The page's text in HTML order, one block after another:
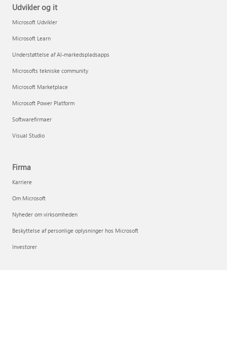
Udvikler og it
Microsoft Udvikler
Microsoft Learn
Understøttelse af AI-markedspladsapps
Microsofts tekniske community
Microsoft Marketplace
Microsoft Power Platform
Softwarefirmaer
Visual Studio
Firma
Karriere
Om Microsoft
Nyheder om virksomheden
Beskyttelse af personlige oplysninger hos Microsoft
Investorer